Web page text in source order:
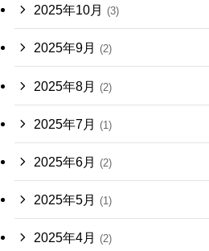
2025年10月 (3)
2025年9月 (2)
2025年8月 (2)
2025年7月 (1)
2025年6月 (2)
2025年5月 (1)
2025年4月 (2)